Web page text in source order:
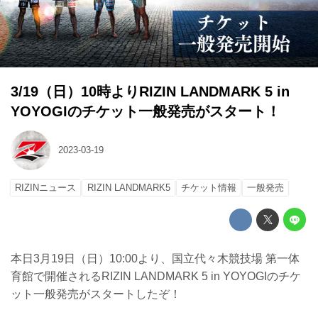
3/19（日）10時よりRIZIN LANDMARK 5 in
YOYOGIのチケット一般発売がスタート！
2023-03-19
RIZINニュース RIZIN LANDMARK5 チケット情報 一般発売
本日3月19日（日）10:00より、国立代々木競技場 第一体
育館で開催されるRIZIN LANDMARK 5 in YOYOGIのチケ
ット一般発売がスタートしたぞ！